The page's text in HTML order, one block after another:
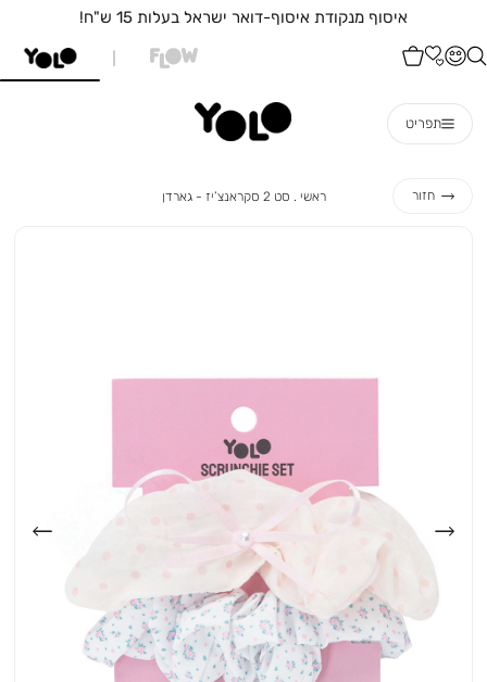
איסוף מנקודת איסוף-דואר ישראל בעלות 15 ש"ח!
תפריט
חזור ראשי ראשי
סט 2 סקראנצ’יז - גארדן